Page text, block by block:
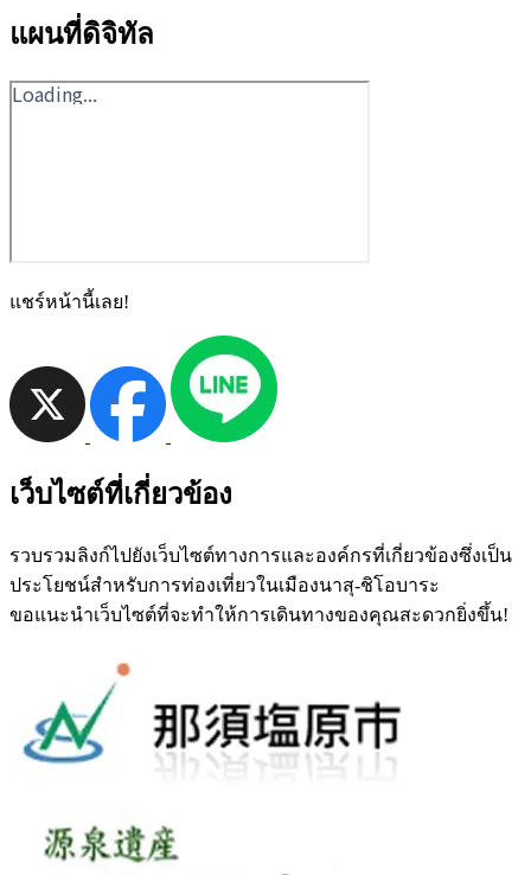
แผนที่ดิจิทัล
แชร์หน้านี้เลย!
เว็บไซต์ที่เกี่ยวข้อง
รวบรวมลิงก์ไปยังเว็บไซต์ทางการและองค์กรที่เกี่ยวข้องซึ่งเป็น
ประโยชน์สำหรับการท่องเที่ยวในเมืองนาสุ-ชิโอบาระ
ขอแนะนำเว็บไซต์ที่จะทำให้การเดินทางของคุณสะดวกยิ่งขึ้น!